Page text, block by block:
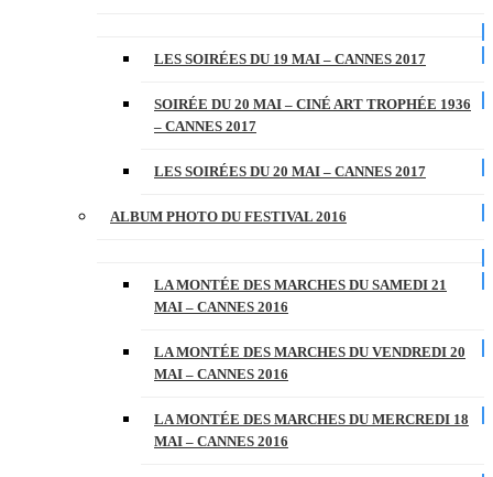
LES SOIRÉES DU 19 MAI – CANNES 2017
SOIRÉE DU 20 MAI – CINÉ ART TROPHÉE 1936
– CANNES 2017
LES SOIRÉES DU 20 MAI – CANNES 2017
ALBUM PHOTO DU FESTIVAL 2016
LA MONTÉE DES MARCHES DU SAMEDI 21
MAI – CANNES 2016
LA MONTÉE DES MARCHES DU VENDREDI 20
MAI – CANNES 2016
LA MONTÉE DES MARCHES DU MERCREDI 18
MAI – CANNES 2016